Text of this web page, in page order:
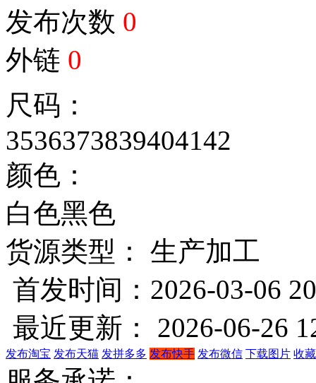
发布次数 0
外链 0
尺码：
3536373839404142
颜色：
白色黑色
货源类型： 生产加工
首发时间：2026-03-06
最近更新： 2026-06-26
发布淘宝 发布天猫 发拼多多 发布快手 发布微信 下载图片 收